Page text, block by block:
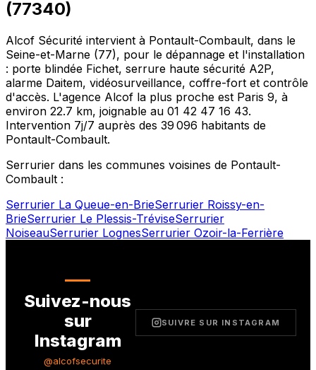
(77340)
Alcof Sécurité intervient à Pontault-Combault, dans le
Seine-et-Marne (77), pour le dépannage et l'installation
: porte blindée Fichet, serrure haute sécurité A2P,
alarme Daitem, vidéosurveillance, coffre-fort et contrôle
d'accès. L'agence Alcof la plus proche est Paris 9, à
environ 22.7 km, joignable au 01 42 47 16 43.
Intervention 7j/7 auprès des 39 096 habitants de
Pontault-Combault.
Serrurier dans les communes voisines de Pontault-
Combault :
Serrurier La Queue-en-BrieSerrurier Roissy-en-
BrieSerrurier Le Plessis-TréviseSerrurier
NoiseauSerrurier LognesSerrurier Ozoir-la-Ferrière
Suivez-nous
sur
Instagram
@alcofsecurite
SUIVRE SUR INSTAGRAM